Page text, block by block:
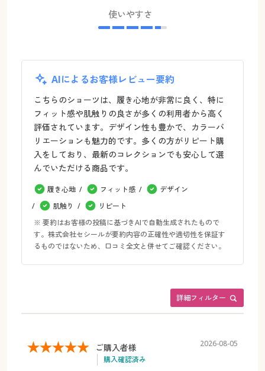
使いやすさ
AIによるお客様レビュー要約
こちらのショーツは、履き心地が非常に良く、特に
フィット感や肌触りの良さが多くの利用者から高く
評価されています。デザイン性も豊かで、カラーバ
リエーションも魅力的です。多くの方がリピート購
入をしており、最新のコレクションでも安心して選
んでいただける商品です。
履き心地 フィット感
デザイン
肌触り
リピート
※ 要約はお客様の投稿に基づきAIで自動生成されたもので
す。株式会社セシールが要約内容の正確性や適切性を保証す
るものではないため、口コミ全文と併せてご確認ください。
詳細フィルター
ご購入者様
購入確認済み
2026-08-05